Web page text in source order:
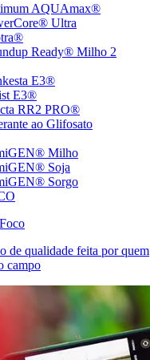
AQUAmax®
Ultra
Ready® Milho 2
E3®
E3®
RR2 PRO®
ao Glifosato
Milho
Soja
Sorgo
de qualidade feita por quem
campo